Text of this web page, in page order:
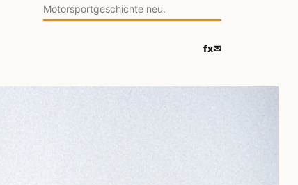
Motorsportgeschichte neu.
fx✉